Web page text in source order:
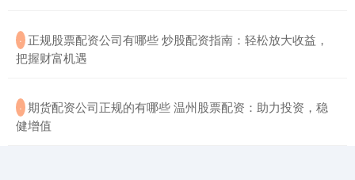
· ​正规股票配资公司有哪些 炒股配资指南：轻松放大收益，
把握财富机遇
· ​期货配资公司正规的有哪些 温州股票配资：助力投资，稳
健增值